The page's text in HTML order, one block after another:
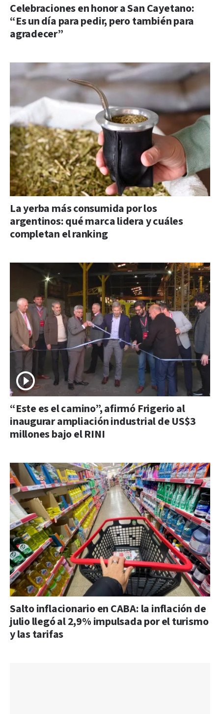
Celebraciones en honor a San Cayetano:
“Es un día para pedir, pero también para
agradecer”
La yerba más consumida por los
argentinos: qué marca lidera y cuáles
completan el ranking
“Este es el camino”, afirmó Frigerio al
inaugurar ampliación industrial de US$3
millones bajo el RINI
Salto inflacionario en CABA: la inflación de
julio llegó al 2,9% impulsada por el turismo
y las tarifas